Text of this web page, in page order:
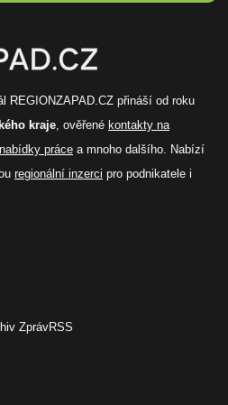
REGIONZAPAD.CZ přináší od roku
kraje, ověřené kontakty na
nabídky práce a mnoho dalšího. Nabízí
regionální inzerci pro podnikatele i
ZprávRSS